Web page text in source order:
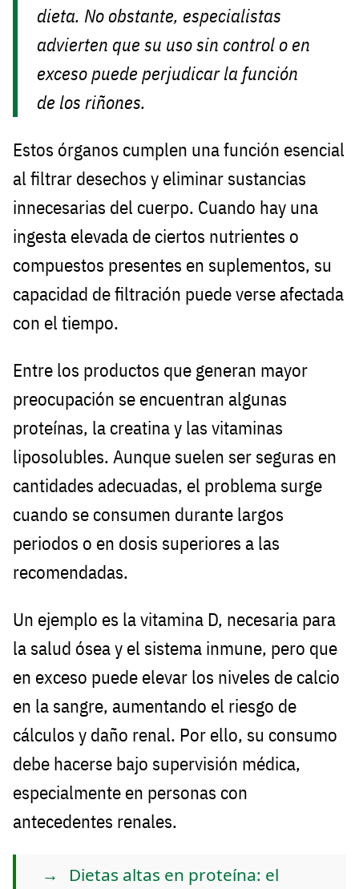
dieta. No obstante, especialistas
advierten que su uso sin control o en
exceso puede perjudicar la función
de los riñones.
Estos órganos cumplen una función esencial
al filtrar desechos y eliminar sustancias
innecesarias del cuerpo. Cuando hay una
ingesta elevada de ciertos nutrientes o
compuestos presentes en suplementos, su
capacidad de filtración puede verse afectada
con el tiempo.
Entre los productos que generan mayor
preocupación se encuentran algunas
proteínas, la creatina y las vitaminas
liposolubles. Aunque suelen ser seguras en
cantidades adecuadas, el problema surge
cuando se consumen durante largos
periodos o en dosis superiores a las
recomendadas.
Un ejemplo es la vitamina D, necesaria para
la salud ósea y el sistema inmune, pero que
en exceso puede elevar los niveles de calcio
en la sangre, aumentando el riesgo de
cálculos y daño renal. Por ello, su consumo
debe hacerse bajo supervisión médica,
especialmente en personas con
antecedentes renales.
Dietas altas en proteína: el